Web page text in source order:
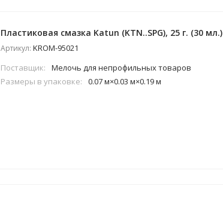
Пластиковая смазка Katun (KTN..SPG), 25 г. (30 мл.)
Артикул: KROM-95021
Поставщик:
Мелочь для непрофильных товаров
Размеры в упаковке:
0.07 м×0.03 м×0.19 м